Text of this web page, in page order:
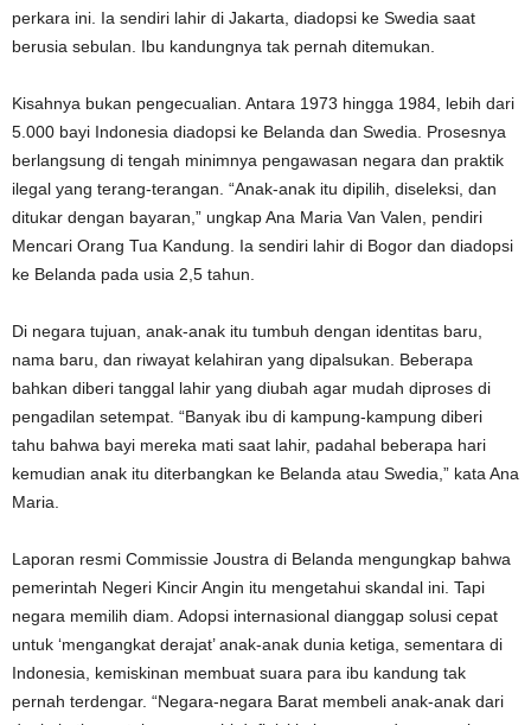
perkara ini. Ia sendiri lahir di Jakarta, diadopsi ke Swedia saat
berusia sebulan. Ibu kandungnya tak pernah ditemukan.
Kisahnya bukan pengecualian. Antara 1973 hingga 1984, lebih dari
5.000 bayi Indonesia diadopsi ke Belanda dan Swedia. Prosesnya
berlangsung di tengah minimnya pengawasan negara dan praktik
ilegal yang terang-terangan. “Anak-anak itu dipilih, diseleksi, dan
ditukar dengan bayaran,” ungkap Ana Maria Van Valen, pendiri
Mencari Orang Tua Kandung. Ia sendiri lahir di Bogor dan diadopsi
ke Belanda pada usia 2,5 tahun.
Di negara tujuan, anak-anak itu tumbuh dengan identitas baru,
nama baru, dan riwayat kelahiran yang dipalsukan. Beberapa
bahkan diberi tanggal lahir yang diubah agar mudah diproses di
pengadilan setempat. “Banyak ibu di kampung-kampung diberi
tahu bahwa bayi mereka mati saat lahir, padahal beberapa hari
kemudian anak itu diterbangkan ke Belanda atau Swedia,” kata Ana
Maria.
Laporan resmi Commissie Joustra di Belanda mengungkap bahwa
pemerintah Negeri Kincir Angin itu mengetahui skandal ini. Tapi
negara memilih diam. Adopsi internasional dianggap solusi cepat
untuk ‘mengangkat derajat’ anak-anak dunia ketiga, sementara di
Indonesia, kemiskinan membuat suara para ibu kandung tak
pernah terdengar. “Negara-negara Barat membeli anak-anak dari